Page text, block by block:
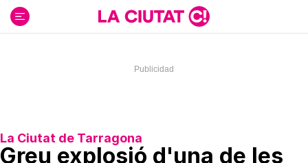
contenido
La Ciutat de Tarragona
Greu explosió d'una de les